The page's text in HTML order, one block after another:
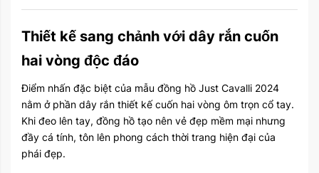
Thiết kế sang chảnh với dây rắn cuốn
hai vòng độc đáo
Điểm nhấn đặc biệt của mẫu đồng hồ Just Cavalli 2024
nằm ở phần dây rắn thiết kế cuốn hai vòng ôm trọn cổ tay.
Khi đeo lên tay, đồng hồ tạo nên vẻ đẹp mềm mại nhưng
đầy cá tính, tôn lên phong cách thời trang hiện đại của
phái đẹp.